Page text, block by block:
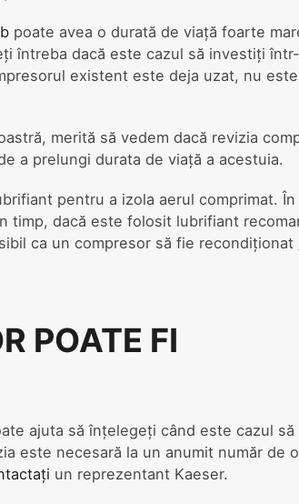
poate avea o durată de viață foarte
întreba dacă este cazul să investiți
existent este deja uzat, nu
merită să vedem dacă revizia
a prelungi durata de viață a acestuia.
pentru a izola aerul comprimat.
timp, dacă este folosit lubrifiant
ca un compresor să fie recondiționat
POATE FI
ajuta să înțelegeți când este cazul
este necesară la un anumit număr de
un reprezentant Kaeser.